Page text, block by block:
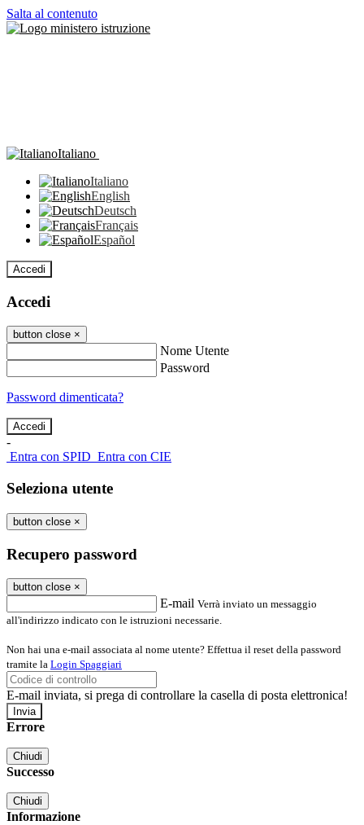
Salta al contenuto
Italiano
Italiano
English
Deutsch
Français
Español
Accedi
Accedi
button close ×
Nome Utente
Password
Password dimenticata?
-
Entra con SPID Entra con CIE
Seleziona utente
button close ×
Recupero password
button close ×
E-mail Verrà inviato un messaggio
all'indirizzo indicato con le istruzioni necessarie.
Non hai una e-mail associata al nome utente? Effettua il reset della password
tramite la Login Spaggiari
E-mail inviata, si prega di controllare la casella di posta elettronica!
Errore
Chiudi
Successo
Chiudi
Informazione